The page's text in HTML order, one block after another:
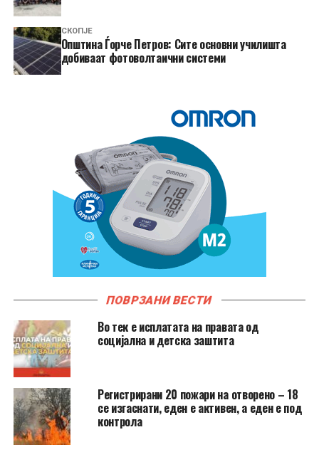
СКОПЈЕ
Општина Ѓорче Петров: Сите основни училишта
добиваат фотоволтаични системи
ПОВРЗАНИ ВЕСТИ
Во тек е исплатата на правата од
социјална и детска заштита
Регистрирани 20 пожари на отворено – 18
се изгаснати, еден е активен, а еден е под
контрола